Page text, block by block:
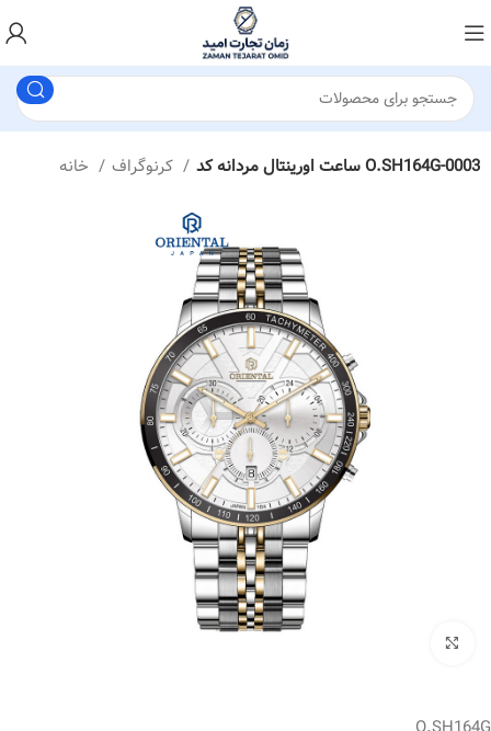
کرنوگراف ساعت اورینتال مردانه کد O.SH164G-0003